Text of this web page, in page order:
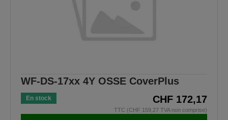
WF-DS-17xx 4Y OSSE CoverPlus
En stock CHF 172,17
TTC (CHF 159,27 TVA non comprise)